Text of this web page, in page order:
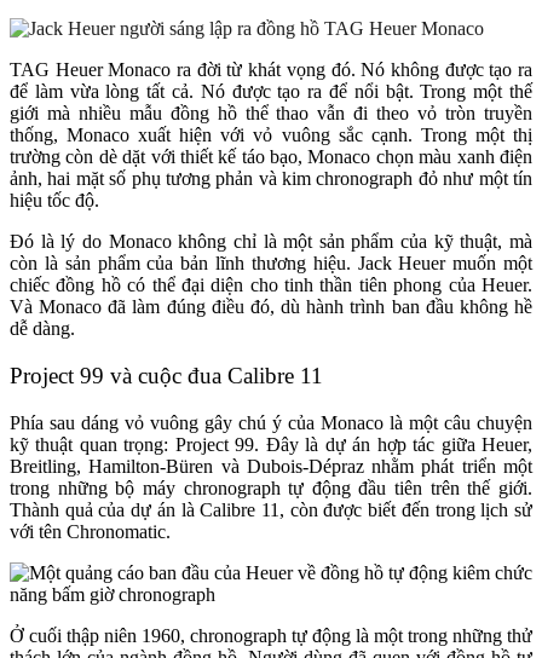
TAG Heuer Monaco ra đời từ khát vọng đó. Nó không được tạo ra
để làm vừa lòng tất cả. Nó được tạo ra để nổi bật. Trong một thế
giới mà nhiều mẫu đồng hồ thể thao vẫn đi theo vỏ tròn truyền
thống, Monaco xuất hiện với vỏ vuông sắc cạnh. Trong một thị
trường còn dè dặt với thiết kế táo bạo, Monaco chọn màu xanh điện
ảnh, hai mặt số phụ tương phản và kim chronograph đỏ như một tín
hiệu tốc độ.
Đó là lý do Monaco không chỉ là một sản phẩm của kỹ thuật, mà
còn là sản phẩm của bản lĩnh thương hiệu. Jack Heuer muốn một
chiếc đồng hồ có thể đại diện cho tinh thần tiên phong của Heuer.
Và Monaco đã làm đúng điều đó, dù hành trình ban đầu không hề
dễ dàng.
Project 99 và cuộc đua Calibre 11
Phía sau dáng vỏ vuông gây chú ý của Monaco là một câu chuyện
kỹ thuật quan trọng: Project 99. Đây là dự án hợp tác giữa Heuer,
Breitling, Hamilton-Büren và Dubois-Dépraz nhằm phát triển một
trong những bộ máy chronograph tự động đầu tiên trên thế giới.
Thành quả của dự án là Calibre 11, còn được biết đến trong lịch sử
với tên Chronomatic.
Ở cuối thập niên 1960, chronograph tự động là một trong những thử